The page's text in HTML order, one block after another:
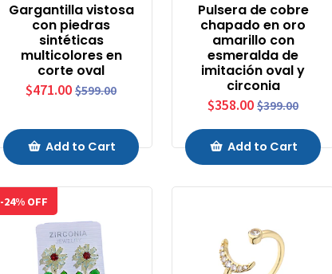
Gargantilla vistosa
con piedras
sintéticas
multicolores en
corte oval
$471.00 $599.00
Add to Cart
Pulsera de cobre
chapado en oro
amarillo con
esmeralda de
imitación oval y
circonia
$358.00 $399.00
Add to Cart
-24% OFF